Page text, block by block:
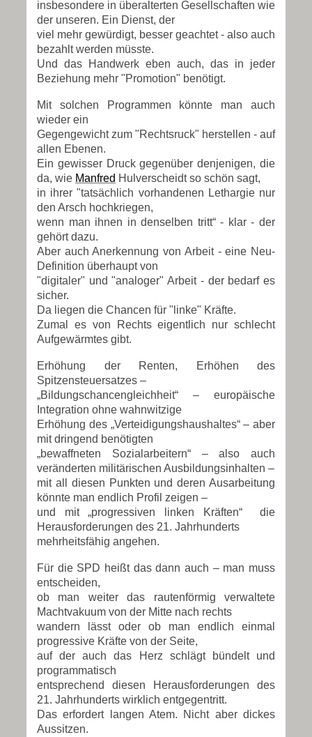
insbesondere in überalterten Gesellschaften wie
der unseren. Ein Dienst, der
viel mehr gewürdigt, besser geachtet - also auch
bezahlt werden müsste.
Und das Handwerk eben auch, das in jeder
Beziehung mehr "Promotion" benötigt.
Mit solchen Programmen könnte man auch
wieder ein
Gegengewicht zum "Rechtsruck" herstellen - auf
allen Ebenen.
Ein gewisser Druck gegenüber denjenigen, die
da, wie Manfred Hulverscheidt so schön sagt,
in ihrer "tatsächlich vorhandenen Lethargie nur
den Arsch hochkriegen,
wenn man ihnen in denselben tritt“ - klar - der
gehört dazu.
Aber auch Anerkennung von Arbeit - eine Neu-
Definition überhaupt von
"digitaler" und "analoger" Arbeit - der bedarf es
sicher.
Da liegen die Chancen für "linke" Kräfte.
Zumal es von Rechts eigentlich nur schlecht
Aufgewärmtes gibt.
Erhöhung der Renten, Erhöhen des
Spitzensteuersatzes –
„Bildungschancengleichheit“ – europäische
Integration ohne wahnwitzige
Erhöhung des „Verteidigungshaushaltes“ – aber
mit dringend benötigten
„bewaffneten Sozialarbeitern“ – also auch
veränderten militärischen Ausbildungsinhalten –
mit all diesen Punkten und deren Ausarbeitung
könnte man endlich Profil zeigen –
und mit „progressiven linken Kräften“ die
Herausforderungen des 21. Jahrhunderts
mehrheitsfähig angehen.
Für die SPD heißt das dann auch – man muss
entscheiden,
ob man weiter das rautenförmig verwaltete
Machtvakuum von der Mitte nach rechts
wandern lässt oder ob man endlich einmal
progressive Kräfte von der Seite,
auf der auch das Herz schlägt bündelt und
programmatisch
entsprechend diesen Herausforderungen des
21. Jahrhunderts wirklich entgegentritt.
Das erfordert langen Atem. Nicht aber dickes
Aussitzen.